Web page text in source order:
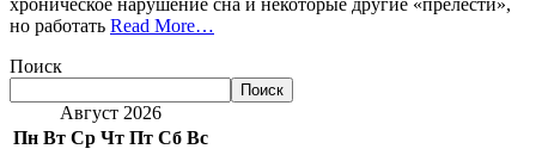
хроническое нарушение сна и некоторые другие «прелести»,
но работать Read More…
Поиск
Поиск
Август 2026
Пн Вт Ср Чт Пт Сб Вс